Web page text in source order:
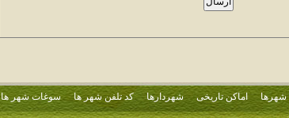
شهرها اماکن تاریخی شهردارها کد تلفن شهر ها سوغات شهر ها